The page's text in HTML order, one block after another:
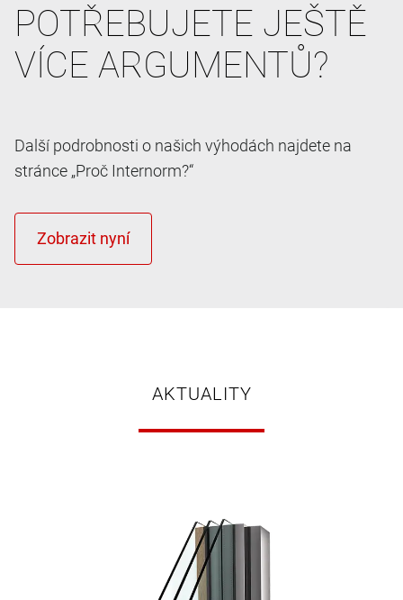
POTŘEBUJETE JEŠTĚ
VÍCE ARGUMENTŮ?
Další podrobnosti o našich výhodách najdete na
stránce „Proč Internorm?“
AKTUALITY